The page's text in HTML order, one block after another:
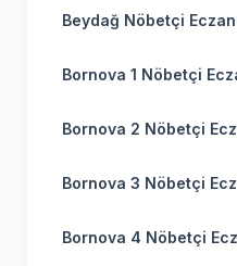
Beydağ Nöbetçi
Bornova 1 Nöbetçi
Bornova 2 Nöbetçi
Bornova 3 Nöbetçi
Bornova 4 Nöbetçi